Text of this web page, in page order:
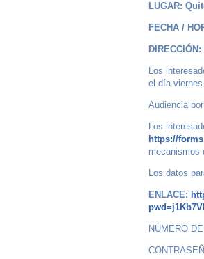
LUGAR:
FECHA /
Los
el día
Audiencia
Los
https://
mecanismos
Los datos
ENLACE:
NÚMERO